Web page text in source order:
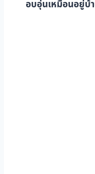
อบอุ่นเหมือนอยู่บ้